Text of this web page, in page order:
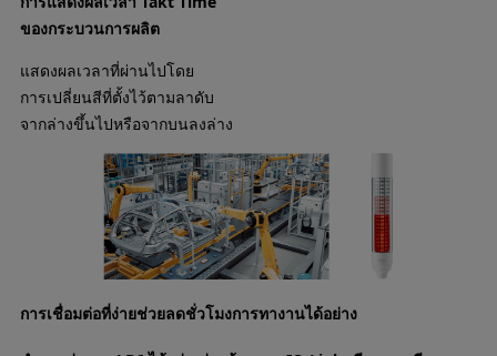
ของกระบวนการผลิต
แสดงผลเวลาที่ผ่านไปโดย
การเปลี่ยนสีที่ตั้งไว้ตามลาดับ
จากล่างขึ้นไปหรือจากบนลงล่าง
การเชื่อมต่อที่ง่ายช่วยลดชั่วโมงการทางานได้อย่าง